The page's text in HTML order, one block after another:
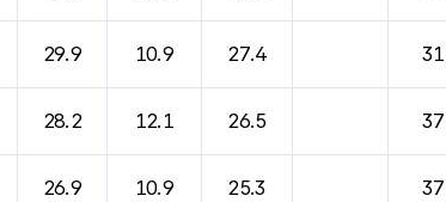
29.9 10.9 27.4 31
28.2 12.1 26.5 37
26.9 10.9 25.3 37